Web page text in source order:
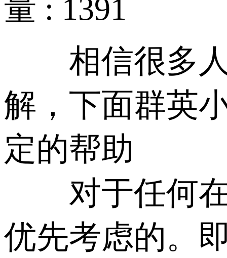
量 : 1391
相信很多人
解，下面群英
定的帮助
对于任何在
优先考虑的。